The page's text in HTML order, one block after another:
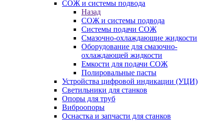
СОЖ и системы подвода
Назад
СОЖ и системы подвода
Системы подачи СОЖ
Смазочно-охлаждающие жидкости
Оборудование для смазочно-
охлаждающей жидкости
Емкости для подачи СОЖ
Полировальные пасты
Устройства цифровой индикации (УЦИ)
Светильники для станков
Опоры для труб
Виброопоры
Оснастка и запчасти для станков